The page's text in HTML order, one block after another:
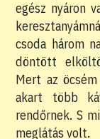
egész nyáron
csoda három
döntött
Mert az
akart több
rendőrnek. S
meglátás volt.